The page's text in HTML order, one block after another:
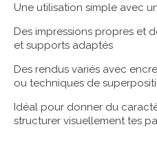
Une utilisation simple avec
Des impressions propres et
et supports adaptés
Des rendus variés avec
ou techniques de
Idéal pour donner du
structurer visuellement tes